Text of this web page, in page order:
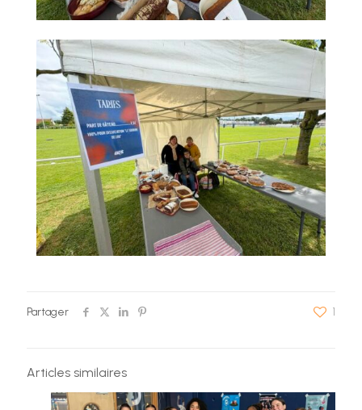
Partager 1
Articles similaires